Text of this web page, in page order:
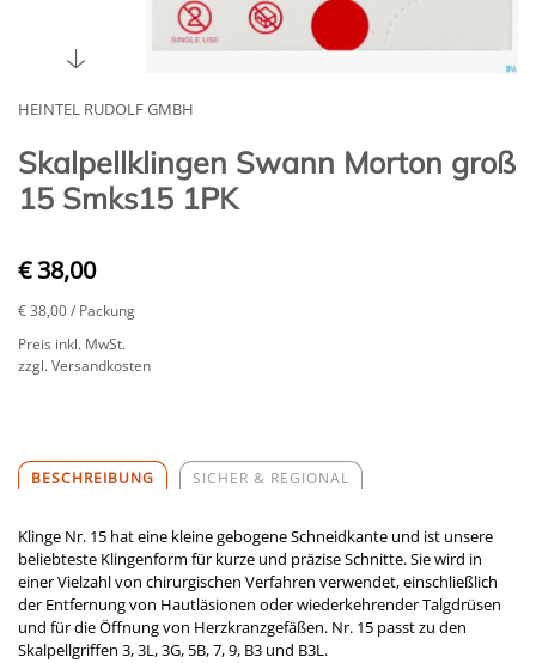
HEINTEL RUDOLF GMBH
Skalpellklingen Swann Morton groß
15 Smks15 1PK
€ 38,00
€ 38,00/ Packung
Preis inkl. MwSt.
zzgl. Versandkosten
BESCHREIBUNG SICHER & REGIONAL
Klinge Nr. 15 hat eine kleine gebogene Schneidkante und ist unsere
beliebteste Klingenform für kurze und präzise Schnitte. Sie wird in
einer Vielzahl von chirurgischen Verfahren verwendet, einschließlich
der Entfernung von Hautläsionen oder wiederkehrender Talgdrüsen
und für die Öffnung von Herzkranzgefäßen. Nr. 15 passt zu den
Skalpellgriffen 3, 3L, 3G, 5B, 7, 9, B3 und B3L.